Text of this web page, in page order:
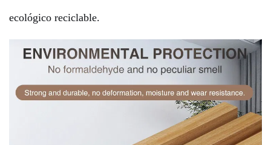
ecológico reciclable.